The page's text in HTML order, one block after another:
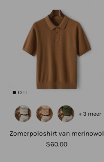
Zomerpoloshirt van merinowol
$60.00
+ 3 meer